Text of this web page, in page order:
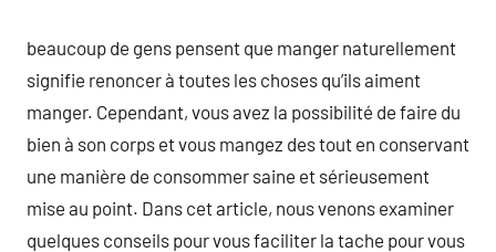
beaucoup de gens pensent que manger naturellement
signifie renoncer à toutes les choses qu’ils aiment
manger. Cependant, vous avez la possibilité de faire du
bien à son corps et vous mangez des tout en conservant
une manière de consommer saine et sérieusement
mise au point. Dans cet article, nous venons examiner
quelques conseils pour vous faciliter la tache pour vous